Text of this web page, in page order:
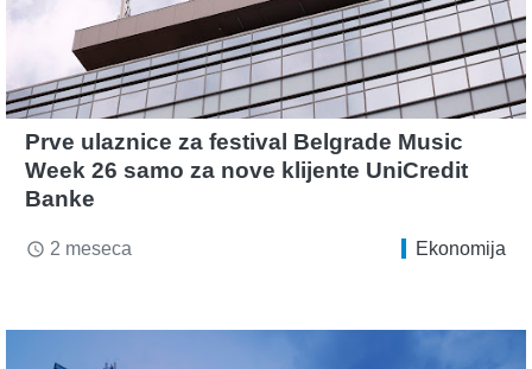
Prve ulaznice za festival Belgrade Music
Week 26 samo za nove klijente UniCredit
Banke
access_time 2 meseca Ekonomija